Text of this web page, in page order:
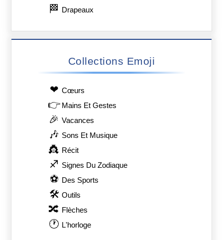
🏁 Drapeaux
Collections Emoji
❤ Сœurs
👉 Mains Et Gestes
🎉 Vacances
🎶 Sons Et Musique
👸 Récit
♐ Signes Du Zodiaque
⚽ Des Sports
🛠 Outils
🔀 Flèches
🕐 L'horloge